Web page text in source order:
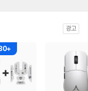
광고